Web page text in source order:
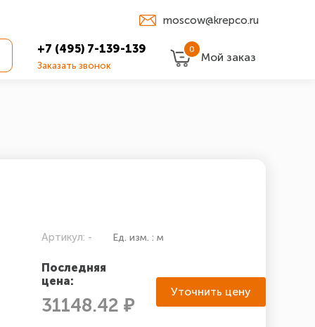
moscow@krepco.ru
+7 (495) 7-139-139
Заказать звонок
0
Мой заказ
Артикул: - Ед. изм. : м
Последняя
цена:
31148.42 ₽
Уточнить цену